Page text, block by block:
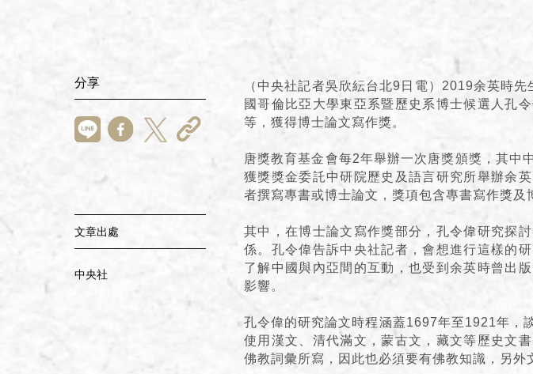
分享
文章出處
中央社
（中央社記者吳欣紜台北9日電）2019余英時
國哥倫比亞大學東亞系暨歷史系博士候選人孔
等，獲得博士論文寫作獎。
唐獎教育基金會每2年舉辦一次唐獎頒獎，其中
獲獎獎金委託中研院歷史及語言研究所舉辦余
者撰寫專書或博士論文，獎項包含專書寫作獎及
其中，在博士論文寫作獎部分，孔令偉研究探
係。孔令偉告訴中央社記者，會想進行這樣的
了解中國與內亞間的互動，也受到余英時曾出
影響。
孔令偉的研究論文時程涵蓋1697年至1921年，
使用漢文、清代滿文，蒙古文，藏文等歷史文
佛教詞彙所寫，因此也必須要有佛教知識，另外